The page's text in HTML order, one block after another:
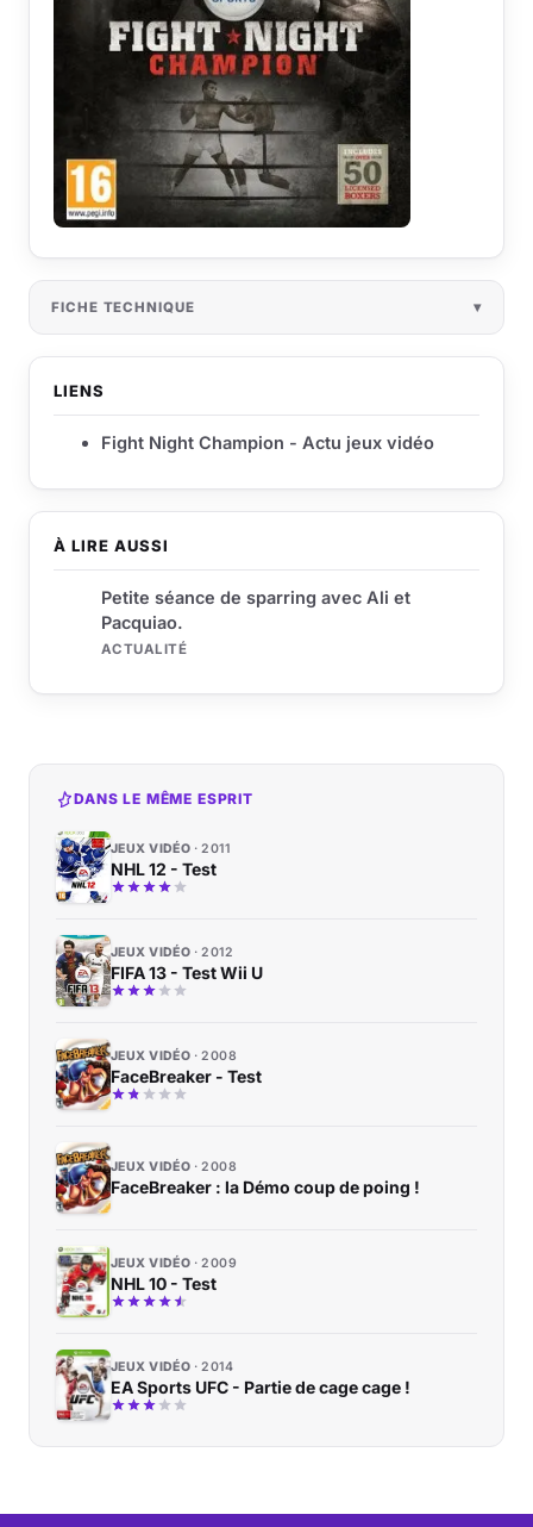
À LIRE AUSSI
Petite séance de sparring avec Ali et
Pacquiao.
ACTUALITÉ
FICHE TECHNIQUE
LIENS
Fight Night Champion - Actu jeux vidéo
DANS LE MÊME ESPRIT
JEUX VIDÉO 2011
NHL 12 - Test
JEUX VIDÉO 2012
FIFA 13 - Test Wii U
JEUX VIDÉO 2008
FaceBreaker - Test
JEUX VIDÉO 2008
FaceBreaker : la Démo coup de poing !
JEUX VIDÉO 2009
NHL 10 - Test
JEUX VIDÉO 2014
EA Sports UFC - Partie de cage cage !